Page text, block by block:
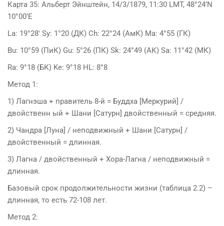
Карта 35: Альберт Эйнштейн, 14/3/1879, 11:30 LMT, 48°24’N
10°00’E
La: 19°28′ Sy: 1°20 (ДК) Ch: 22°24 (АмК) Ma: 4°55 (ГК)
Bu: 10°59 (ПиК) Gu: 5°26 (ПК) Sk: 24°49 (АК) Sa: 11°42 (МК)
Ra: 9°18 (БК) Ke: 9°18 HL: 8°8
Метод 1:
1) Лагнэша + правитель 8-й = Буддха [Меркурий] /
двойственн ый + Шани [Сатурн] двойственный = средняя.
2) Чандра [Луна] / неподвижный + Шани [Сатурн] /
двойственный = длинная.
3) Лагна / двойственный + Хора-Лагна / неподвижный =
длинная.
Базовый срок продолжительности жизни (таблица 2.2) –
длинная, то есть 72-108 лет.
Метод 2: